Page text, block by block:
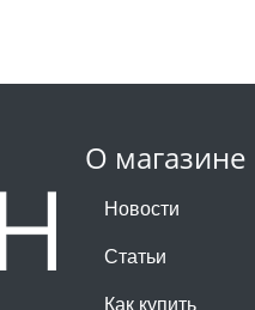
О магазине
Новости
Статьи
Как купить